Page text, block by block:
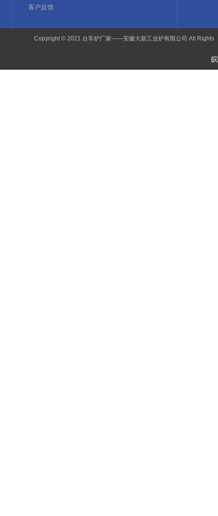
客户反馈
Copyright © 2021 台车炉厂家——安徽大新工业炉有限公司 All Rights